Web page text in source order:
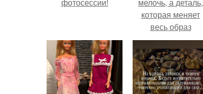
которая меняет
весь образ
человека.